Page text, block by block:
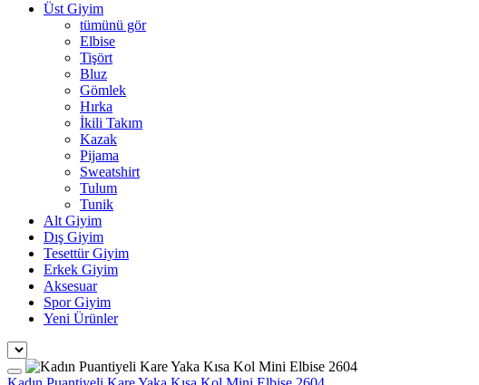
Üst Giyim
tümünü gör
Elbise
Tişört
Bluz
Gömlek
Hırka
İkili Takım
Kazak
Pijama
Sweatshirt
Tulum
Tunik
Alt Giyim
Dış Giyim
Tesettür Giyim
Erkek Giyim
Aksesuar
Spor Giyim
Yeni Ürünler